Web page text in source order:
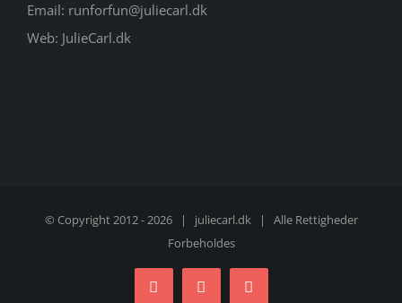
Email: runforfun@juliecarl.dk
Web: JulieCarl.dk
© Copyright 2012 -2026 | juliecarl.dk| Alle Rettigheder
Forbeholdes
FacebookTwitter Instagram